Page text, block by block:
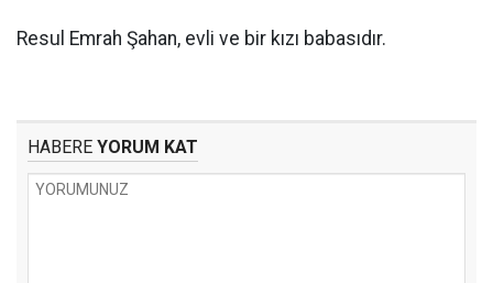
Resul Emrah Şahan, evli ve bir kızı babasıdır.
HABERE YORUM KAT